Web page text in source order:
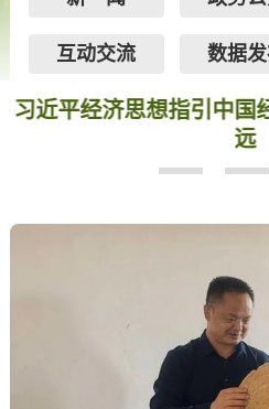
互动交流 数据
中国经济高质量发展行稳